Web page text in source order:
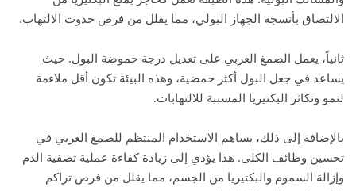
الالتصاق بأنسجة الجهاز البولي، مما يقلل من فرص حدوث الالتهاب.
ثانياً، يعمل الصمغ العربي على تعديل درجة حموضة البول. حيث
يساعد في جعل البول أكثر حمضية، وهذه البيئة تكون أقل ملاءمة
لنمو وتكاثر البكتيريا المسببة للالتهابات.
بالإضافة إلى ذلك، يساهم الاستخدام المنتظم للصمغ العربي في
تحسين وظائف الكلى. هذا يؤدي إلى زيادة كفاءة عملية تصفية الدم
وإزالة السموم والبكتيريا من الجسم، مما يقلل من فرص تراكم